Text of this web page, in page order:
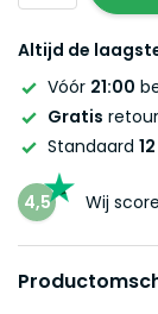
Altijd de
Vóór 21:00
Gratis
Standaard
4,5 Wij